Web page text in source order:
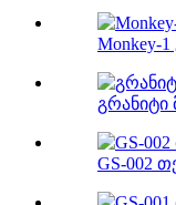
Monkey-
გრანიტი
GS-002